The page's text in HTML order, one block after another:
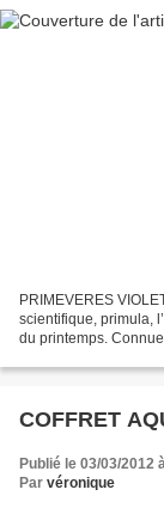
PRIMEVERES
scientifique, primula,
du printemps.
COFFRET
Publié le 03/03/2012
Par véronique